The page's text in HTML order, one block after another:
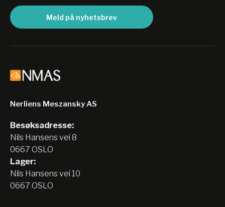
Meld på nyhetsbrev
Nerliens Meszansky AS
Besøksadresse:
Nils Hansens vei 8
0667 OSLO
Lager:
Nils Hansens vei 10
0667 OSLO